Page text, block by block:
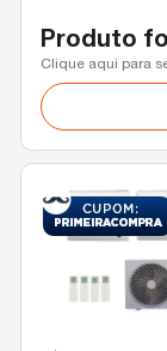
Produto
Clique aqui para